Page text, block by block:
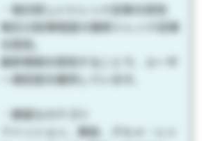
・毎日新しいトレンド記事を配信
毎日10記事程度の最新トレンド記事
を配信。
最新情報を配信することで、ユーザ
ー満足度を維持しています。
・豊富なカテゴリ
ファッション、美容、グルメ・レシ